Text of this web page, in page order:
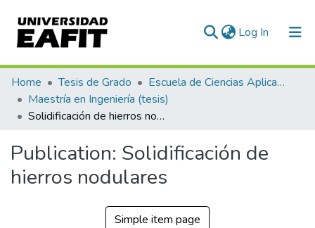
Log In (current)
Communities & Collections
All of DSpace
Home Tesis de Grado
Escuela de Ciencias Aplicadas e Ingeniería
Maestría en Ingeniería (tesis)
Solidificación de hierros nodulares
Publication: Solidificación de
hierros nodulares
Simple item page